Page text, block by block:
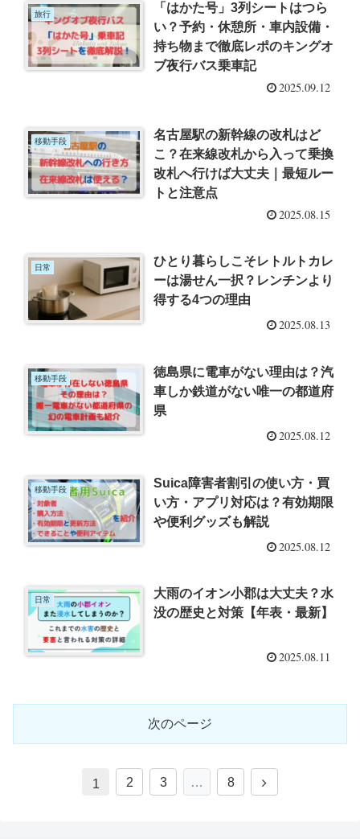
旅行
「はかた号」3列シートはつら
い？予約・休憩所・車内設備・
持ち物まで徹底レポのキングオ
ブ夜行バス乗車記
2025.09.12
移動手段
名古屋駅の新幹線の改札はど
こ？在来線改札から入って乗換
改札へ行けば大丈夫｜最短ルー
トと注意点
2025.08.15
日常
ひとり暮らしこそレトルトカレ
ーは湯せん一択？レンチンより
得する4つの理由
2025.08.13
移動手段
徳島県に電車がない理由は？汽
車しか鉄道がない唯一の都道府
県
2025.08.12
移動手段
Suica障害者割引の使い方・買
い方・アプリ対応は？有効期限
や便利グッズも解説
2025.08.12
日常
大雨のイオン小郡は大丈夫？水
没の歴史と対策【年表・最新】
2025.08.11
次のページ
1 2 3 … 8
次